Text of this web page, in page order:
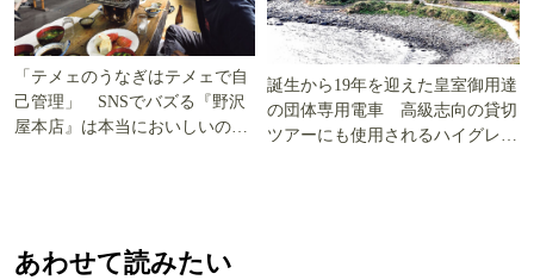
「テメェのうなぎはテメェで自
己管理」 SNSでバズる『野沢
屋本店』は本当においしいの
誕生から19年を迎えた皇室御用達
の団体専用電車 高級志向の貸切
ツアーにも使用されるハイグレー
あわせて読みたい